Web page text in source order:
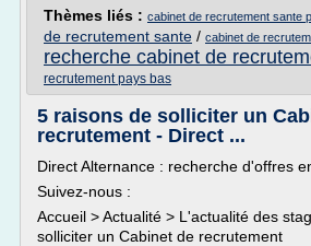
Thèmes liés : cabinet de recrutement sante
de recrutement sante / cabinet de
recherche cabinet de
recrutement pays bas
5 raisons de solliciter un
recrutement - Direct ...
Direct Alternance : recherche d'offres
Suivez-nous :
Accueil > Actualité > L'actualité des
solliciter un Cabinet de recrutement